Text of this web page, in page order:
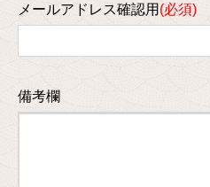
メールアドレス確認用
備考欄